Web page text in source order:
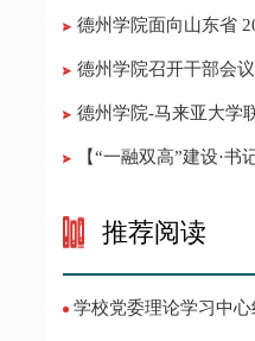
推荐阅读
学校党委理论学习中心组（扩大）进行集